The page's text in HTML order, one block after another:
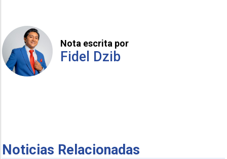
Nota escrita por
Fidel Dzib
Noticias Relacionadas